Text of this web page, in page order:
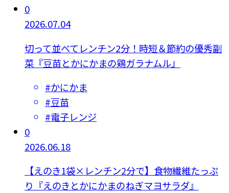
0
2026.07.04
切って並べてレンチン2分！時短＆節約の優秀副
菜『豆苗とかにかまの鶏ガラナムル』
#かにかま
#豆苗
#電子レンジ
0
2026.06.18
【えのき1袋×レンチン2分で】食物繊維たっぷ
り『えのきとかにかまのねぎマヨサラダ』